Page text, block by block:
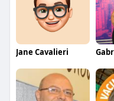
Jane Cavalieri